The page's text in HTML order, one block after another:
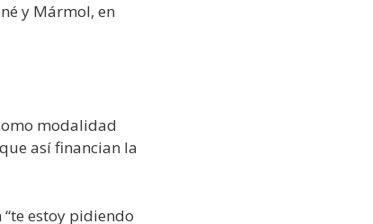
y Mármol, en
modalidad
así financian la
estoy pidiendo